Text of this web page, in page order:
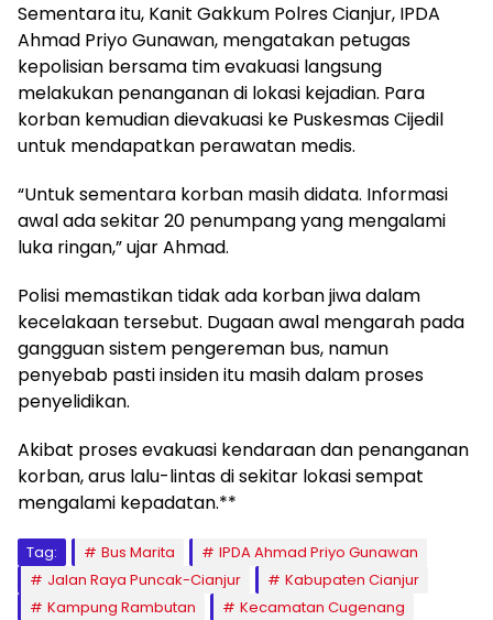
Sementara itu, Kanit Gakkum Polres Cianjur, IPDA
Ahmad Priyo Gunawan, mengatakan petugas
kepolisian bersama tim evakuasi langsung
melakukan penanganan di lokasi kejadian. Para
korban kemudian dievakuasi ke Puskesmas Cijedil
untuk mendapatkan perawatan medis.
“Untuk sementara korban masih didata. Informasi
awal ada sekitar 20 penumpang yang mengalami
luka ringan,” ujar Ahmad.
Polisi memastikan tidak ada korban jiwa dalam
kecelakaan tersebut. Dugaan awal mengarah pada
gangguan sistem pengereman bus, namun
penyebab pasti insiden itu masih dalam proses
penyelidikan.
Akibat proses evakuasi kendaraan dan penanganan
korban, arus lalu-lintas di sekitar lokasi sempat
mengalami kepadatan.**
Tag: Bus Marita
IPDA Ahmad Priyo Gunawan
Jalan Raya Puncak-Cianjur
Kabupaten Cianjur
Kampung Rambutan
Kecamatan Cugenang